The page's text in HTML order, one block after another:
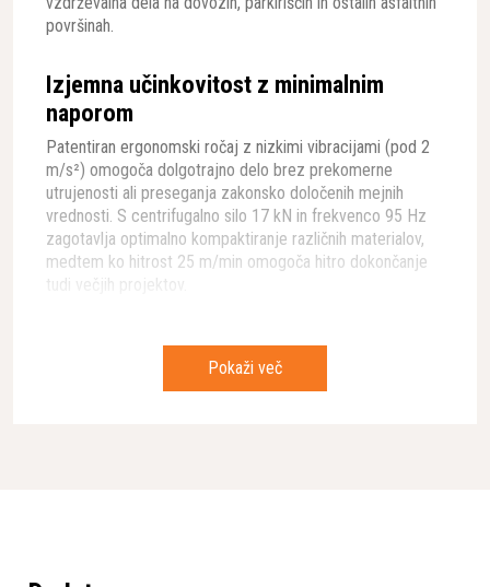
površinah.
Izjemna učinkovitost z minimalnim
naporom
Patentiran ergonomski ročaj z nizkimi vibracijami (pod 2
m/s²) omogoča dolgotrajno delo brez prekomerne
utrujenosti ali preseganja zakonsko določenih mejnih
vrednosti. S centrifugalno silo 17 kN in frekvenco 95 Hz
zagotavlja optimalno kompaktiranje različnih materialov,
medtem ko hitrost 25 m/min omogoča hitro dokončanje
tudi večjih projektov.
Napredna zasnova za delo z asfaltom
Posebej oblikovana spodnja plošča širine 500 mm, ki
Pokaži več